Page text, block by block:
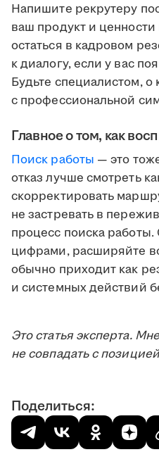
Напишите рекрутеру
ваш продукт и
остаться в кадровом
к диалогу, если у вас
Будьте специалистом, о
с профессиональной
Главное о том, как
Поиск работы — это
отказ лучше смотреть
скорректировать
не застревать в
процесс поиска
цифрами, расширяйте
обычно приходит как
и системных действий
Это статья эксперта.
не совпадать с
Поделиться: